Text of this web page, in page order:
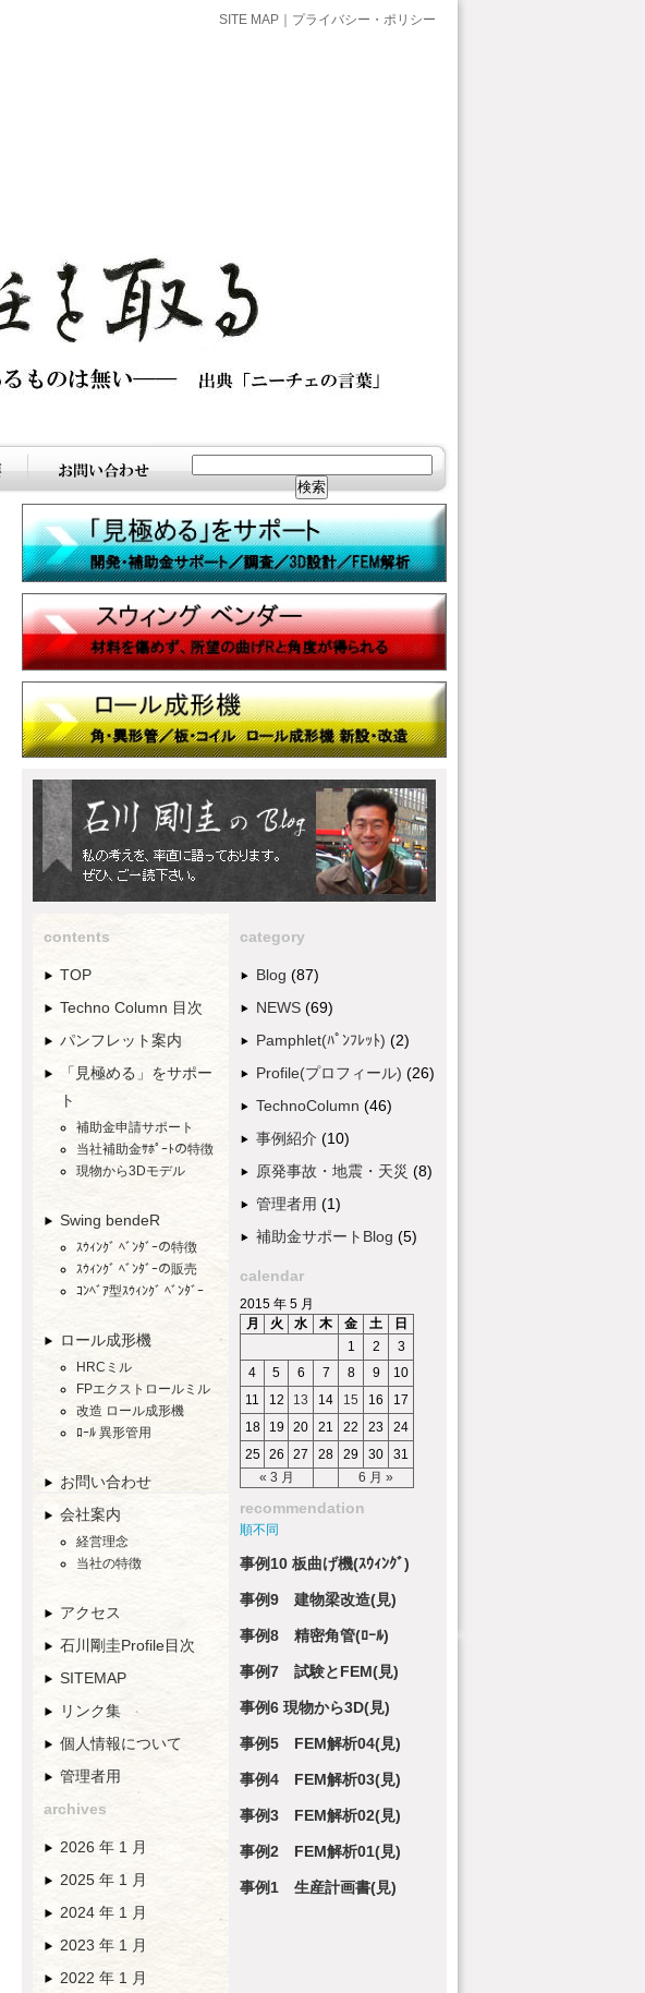
SITE MAP プライバシー・ポリシー
contents
TOP
Techno Column 目次
パンフレット案内
「見極める」をサポー
ト
補助金申請サポート
当社補助金ｻﾎﾟｰﾄの特徴
現物から3Dモデル
Swing bendeR
ｽｳｨﾝｸﾞ ﾍﾞﾝﾀﾞｰの特徴
ｽｳｨﾝｸﾞ ﾍﾞﾝﾀﾞｰの販売
ｺﾝﾍﾞｱ型ｽｳｨﾝｸﾞ ﾍﾞﾝﾀﾞｰ
ロール成形機
HRCミル
FPエクストロールミル
改造 ロール成形機
ﾛｰﾙ 異形管用
お問い合わせ
会社案内
経営理念
当社の特徴
アクセス
石川剛圭Profile目次
SITEMAP
リンク集
個人情報について
管理者用
archives
2026 年 1 月
2025 年 1 月
2024 年 1 月
2023 年 1 月
2022 年 1 月
category
Blog (87)
NEWS (69)
Pamphlet(ﾊﾟﾝﾌﾚｯﾄ) (2)
Profile(プロフィール) (26)
TechnoColumn (46)
事例紹介 (10)
原発事故・地震・天災 (8)
管理者用 (1)
補助金サポートBlog (5)
calendar
2015 年 5 月
月
火 水 木 金 土 日
« 3 月 6 月 »
1 2
3
4
5 6 7 8 9
10
11
12 13 14 15 16
17
18
19 20 21 22 23
24
25
26 27 28 29 30 31
recommendation
順不同
事例10 板曲げ機(ｽｳｨﾝｸﾞ)
事例9 建物梁改造(見)
事例8 精密角管(ﾛｰﾙ)
事例7 試験とFEM(見)
事例6 現物から3D(見)
事例5 FEM解析04(見)
事例4 FEM解析03(見)
事例3 FEM解析02(見)
事例2 FEM解析01(見)
事例1 生産計画書(見)